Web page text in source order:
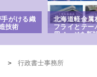
がける織
技術
北海道軽金属
フライとテー
用ページを新
>行政書士事務所